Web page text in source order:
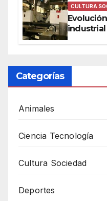
CULTURA
Categorías
Animales
Ciencia Tecnología
Cultura Sociedad
Deportes